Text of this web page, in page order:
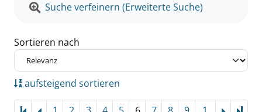
Suche verfeinern (Erweiterte Suche)
Sortieren nach
aufsteigend sortieren